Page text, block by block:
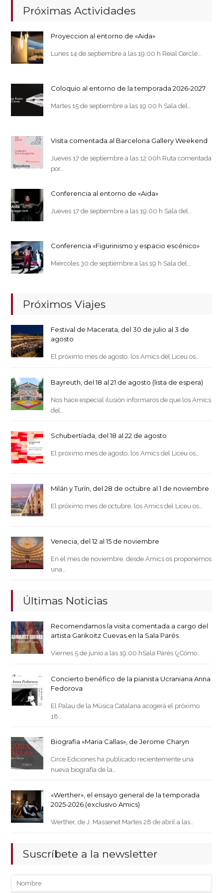
Próximas Actividades
Proyeccion al entorno de «Aida»
Lunes 14 de septiembre a las 19:00 h Reial Cercle…
Coloquio al entorno de la temporada 2026-2027
Martes 15 de septiembre a las 19:00 h Sala del…
Visita comentada al Barcelona Gallery Weekend
Jueves 17 de septiembre a las 12:00h Ruta comentada
por…
Conferencia al entorno de «Aida»
Jueves 17 de septiembre a las 19:00 h Sala del…
Conferencia «Figurinismo y espacio escénico»
Miércoles 30 de septiembre a las 19 h Sala del…
Próximos Viajes
Festival de Macerata, del 30 de julio al 3 de
agosto
El próximo mes de agosto, los Amics del Liceu os…
Bayreuth, del 18 al 21 de agosto (lista de espera)
Nos hace especial ilusión informaros de que los Amics
del…
Schubertíada, del 18 al 22 de agosto
El próximo mes de agosto, los Amics del Liceu os…
Milán y Turín, del 28 de octubre al 1 de noviembre
El próximo mes de octubre, los Amics del Liceu os…
Venecia, del 12 al 15 de noviembre
En el mes de noviembre, desde Amics os proponemos
una…
Últimas Noticias
Recomendamos la visita comentada a cargo del
artista Garikoitz Cuevas en la Sala Parés
Viernes 5 de junio a las 19:00 hSala Parés (¿Cómo…
Concierto benéfico de la pianista Ucraniana Anna
Fedorova
El Palau de la Música Catalana acogerá el próximo
18…
Biografia «Maria Callas», de Jerome Charyn
Circe Ediciones ha publicado recientemente una
nueva biografía de la…
«Werther», el ensayo general de la temporada
2025-2026 (exclusivo Amics)
Werther, de J. Massenet Martes 28 de abril a las…
Suscríbete a la newsletter